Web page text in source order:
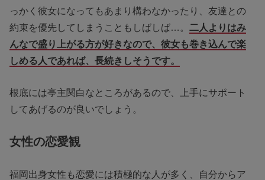
っかく彼女になってもあまり構わなかったり、友達との
約束を優先してしまうこともしばしば…。二人よりはみ
んなで盛り上がる方が好きなので、彼女も巻き込んで楽
しめる人であれば、長続きしそうです。
根底には亭主関白なところがあるので、上手にサポート
してあげるのが良いでしょう。
女性の恋愛観
福岡出身女性も恋愛には積極的な人が多く、自分からア